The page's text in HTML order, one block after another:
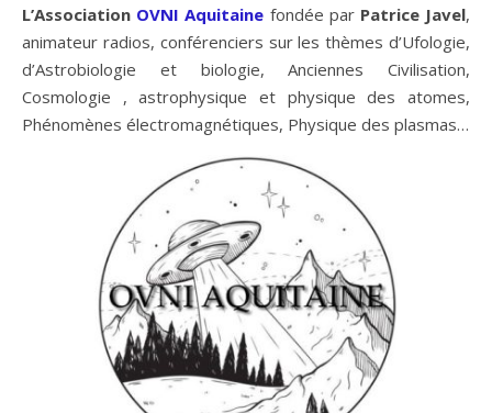
L’Association OVNI Aquitaine fondée par Patrice Javel,
animateur radios, conférenciers sur les thèmes d’Ufologie,
d’Astrobiologie et biologie, Anciennes Civilisation,
Cosmologie , astrophysique et physique des atomes,
Phénomènes électromagnétiques, Physique des plasmas…